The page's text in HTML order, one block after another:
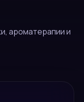
ароматерапии и